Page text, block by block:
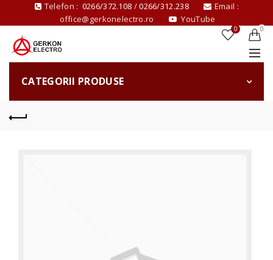
Telefon : 0266/372.108 /0266/312.238
Email :
office@gerkonelectro.ro
YouTube
0 0
CATEGORII PRODUSE